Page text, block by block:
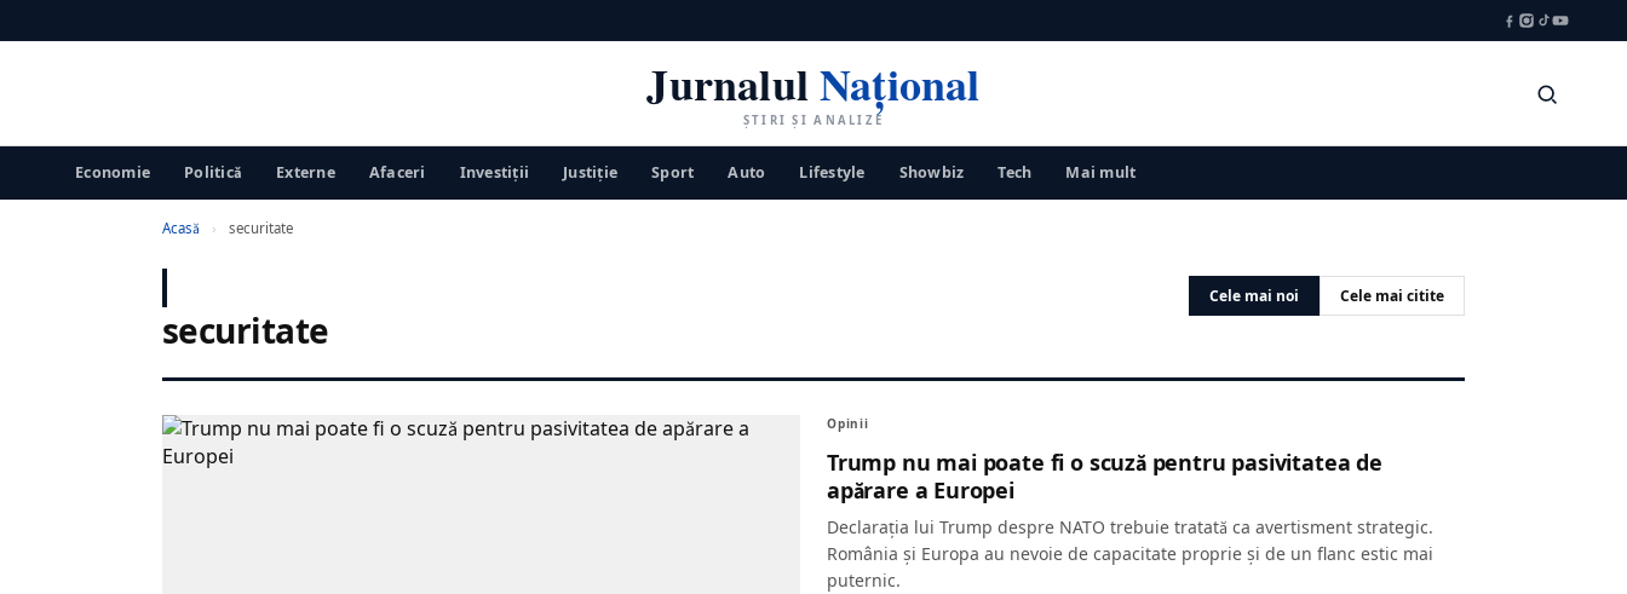
JurnalulNațional
ȘTIRI ȘI ANALIZE
Economie Politică Externe Afaceri Investiții Justiţie Sport Auto Lifestyle Showbiz Tech Mai mult
Acasă › securitate
securitate
Cele mai noi Cele mai citite
Opinii
Trump nu mai poate fi o scuză pentru pasivitatea de
apărare a Europei
Declarația lui Trump despre NATO trebuie tratată ca avertisment strategic.
România și Europa au nevoie de capacitate proprie și de un flanc estic mai
puternic.